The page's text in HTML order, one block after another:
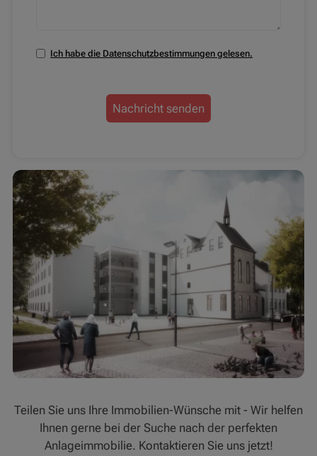
Ich habe die Datenschutzbestimmungen gelesen.
Nachricht senden
Teilen Sie uns Ihre Immobilien-Wünsche mit - Wir helfen
Ihnen gerne bei der Suche nach der perfekten
Anlageimmobilie. Kontaktieren Sie uns jetzt!